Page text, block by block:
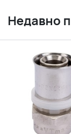
Недавно